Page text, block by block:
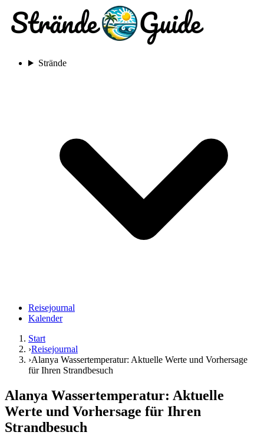
Strände
Reisejournal
Kalender
Start
›Reisejournal
›Alanya Wassertemperatur: Aktuelle Werte und Vorhersage
für Ihren Strandbesuch
Alanya Wassertemperatur: Aktuelle
Werte und Vorhersage für Ihren
Strandbesuch